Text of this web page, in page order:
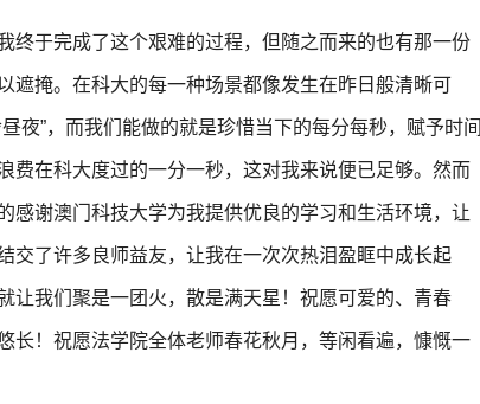
终于完成了这个艰难的过程，但随之而来的也有那一份
遮掩。在科大的每一种场景都像发生在昨日般清晰可
夜”，而我们能做的就是珍惜当下的每分每秒，赋予时间
费在科大度过的一分一秒，这对我来说便已足够。然而
感谢澳门科技大学为我提供优良的学习和生活环境，让
交了许多良师益友，让我在一次次热泪盈眶中成长起
让我们聚是一团火，散是满天星！祝愿可爱的、青春
长！祝愿法学院全体老师春花秋月，等闲看遍，慷慨一